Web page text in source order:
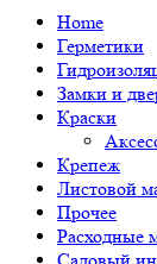
Home
Герметики
Замки и
Краски
Крепеж
Листовой
Прочее
Расходные